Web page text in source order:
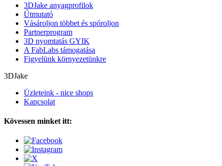
3DJake anyagprofilok
Útmutató
Vásároljon többet és spóroljon
Partnerprogram
3D nyomtatás GYIK
A FabLabs támogatása
Figyelünk környezetünkre
3DJake
Üzleteink - nice shops
Kapcsolat
Kövessen minket itt: